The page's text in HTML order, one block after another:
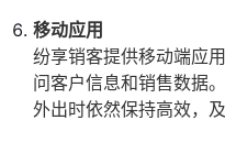
移动应用
纷享销客提供移动端应
问客户信息和销售数据
外出时依然保持高效，